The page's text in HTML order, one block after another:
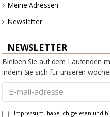
Meine Adressen
Newsletter
NEWSLETTER
Bleiben Sie auf dem Laufenden
indem Sie sich für unseren
Impressum habe ich gelesen und